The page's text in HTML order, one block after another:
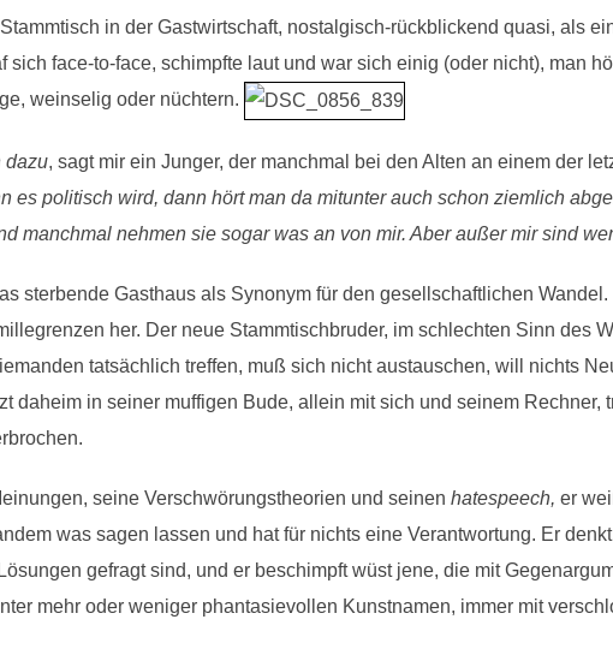
in der Gastwirtschaft, nostalgisch-rückblickend quasi, als
sich face-to-face, schimpfte laut und war sich einig (oder nicht), man
weinselig oder nüchtern.
dazu, sagt mir ein Junger, der manchmal bei den Alten an einem der
es politisch wird, dann hört man da mitunter auch schon ziemlich
manchmal nehmen sie sogar was an von mir. Aber außer mir sind
sterbende Gasthaus als Synonym für den gesellschaftlichen
her. Der neue Stammtischbruder, im schlechten Sinn des
tatsächlich treffen, muß sich nicht austauschen, will nichts
daheim in seiner muffigen Bude, allein mit sich und seinem
seine Verschwörungstheorien und seinen hatespeech, er
was sagen lassen und hat für nichts eine Verantwortung. Er
gefragt sind, und er beschimpft wüst jene, die mit
mehr oder weniger phantasievollen Kunstnamen, immer mit